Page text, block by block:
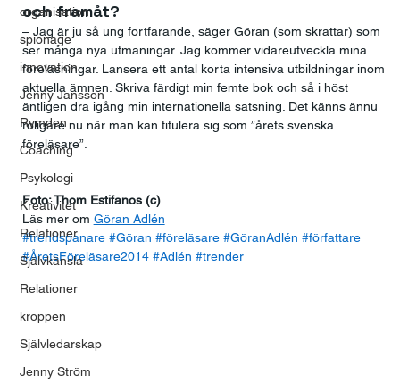
organisation
spionage
innovation
Jenny Jansson
Rymden
Coaching
Psykologi
Kreativitet
Relationer
Självkänsla
Relationer
kroppen
Självledarskap
Jenny Ström
och framåt?
– Jag är ju så ung fortfarande, säger Göran (som skrattar) som
ser många nya utmaningar. Jag kommer vidareutveckla mina
föreläsningar. Lansera ett antal korta intensiva utbildningar inom
aktuella ämnen. Skriva färdigt min femte bok och så i höst
äntligen dra igång min internationella satsning. Det känns ännu
roligare nu när man kan titulera sig som ”årets svenska
föreläsare”.
Foto: Thom Estifanos (c)
Läs mer om Göran Adlén
#trendspanare #Göran #föreläsare #GöranAdlén #författare
#ÅretsFöreläsare2014 #Adlén #trender